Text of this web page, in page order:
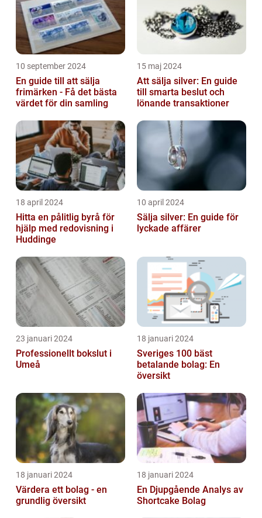
10 september 2024
En guide till att sälja
frimärken - Få det bästa
värdet för din samling
15 maj 2024
Att sälja silver: En guide
till smarta beslut och
lönande transaktioner
18 april 2024
Hitta en pålitlig byrå för
hjälp med redovisning i
Huddinge
10 april 2024
Sälja silver: En guide för
lyckade affärer
23 januari 2024
Professionellt bokslut i
Umeå
18 januari 2024
Sveriges 100 bäst
betalande bolag: En
översikt
18 januari 2024
Värdera ett bolag - en
grundlig översikt
18 januari 2024
En Djupgående Analys av
Shortcake Bolag